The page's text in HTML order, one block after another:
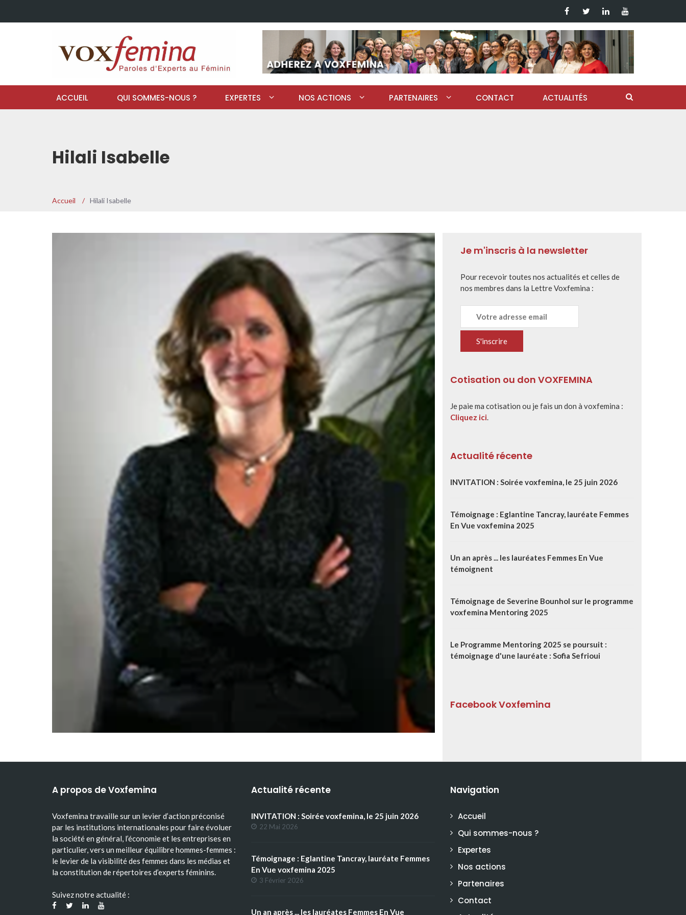
ACCUEIL QUI SOMMES-NOUS ? EXPERTES NOS ACTIONS PARTENAIRES CONTACT ACTUALITÉS
Hilali Isabelle
Accueil / Hilali Isabelle
Je m'inscris à la newsletter
Pour recevoir toutes nos actualités et celles de
nos membres dans la Lettre Voxfemina :
Cotisation ou don VOXFEMINA
Je paie ma cotisation ou je fais un don à voxfemina :
Cliquez ici.
Actualité récente
INVITATION : Soirée voxfemina, le 25 juin 2026
Témoignage : Eglantine Tancray, lauréate Femmes
En Vue voxfemina 2025
Un an après ... les lauréates Femmes En Vue
témoignent
Témoignage de Severine Bounhol sur le programme
voxfemina Mentoring 2025
Le Programme Mentoring 2025 se poursuit :
témoignage d'une lauréate : Sofia Sefrioui
Facebook Voxfemina
A propos de Voxfemina
Voxfemina travaille sur un levier d’action préconisé
par les institutions internationales pour faire évoluer
la société en général, l’économie et les entreprises en
particulier, vers un meilleur équilibre hommes-femmes :
le levier de la visibilité des femmes dans les médias et
la constitution de répertoires d’experts féminins.
Suivez notre actualité :
Actualité récente
INVITATION : Soirée voxfemina, le 25 juin 2026
22 Mai 2026
Témoignage : Eglantine Tancray, lauréate Femmes
En Vue voxfemina 2025
3 Février 2026
Un an après ... les lauréates Femmes En Vue
Navigation
Accueil
Qui sommes-nous ?
Expertes
Nos actions
Partenaires
Contact